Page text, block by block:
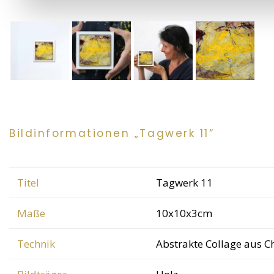
Bildinformationen „Tagwerk 11“
Titel Tagwerk 11
Maße 10x10x3cm
Technik Abstrakte Collage aus